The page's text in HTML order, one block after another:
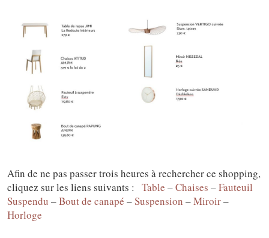
Afin de ne pas passer trois heures à rechercher ce shopping,
cliquez sur les liens suivants : Table –Chaises –Fauteuil
Suspendu –Bout de canapé –Suspension –Miroir–
Horloge